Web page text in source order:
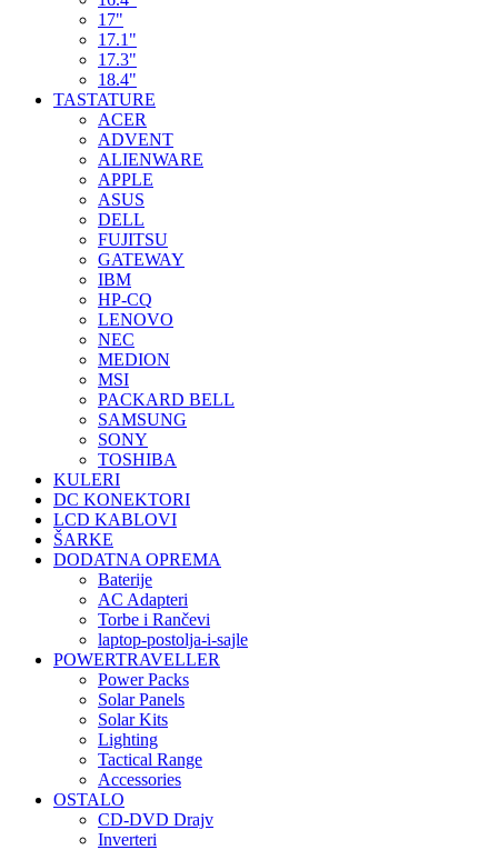
17"
17.1"
17.3"
18.4"
TASTATURE
ACER
ADVENT
ALIENWARE
APPLE
ASUS
DELL
FUJITSU
GATEWAY
IBM
HP-CQ
LENOVO
NEC
MEDION
MSI
PACKARD BELL
SAMSUNG
SONY
TOSHIBA
KULERI
DC KONEKTORI
LCD KABLOVI
ŠARKE
DODATNA OPREMA
Baterije
AC Adapteri
Torbe i Rančevi
laptop-postolja-i-sajle
POWERTRAVELLER
Power Packs
Solar Panels
Solar Kits
Lighting
Tactical Range
Accessories
OSTALO
CD-DVD Drajv
Inverteri